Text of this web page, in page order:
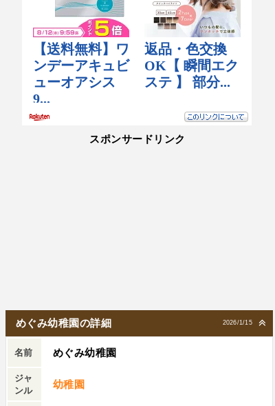
スポンサードリンク
2026/1/15
めぐみ幼稚園の詳細
名前 めぐみ幼稚園
ジャ
ンル
幼稚園